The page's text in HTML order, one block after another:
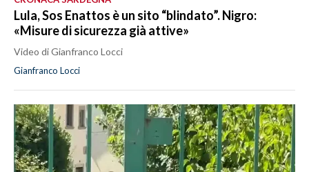
Lula, Sos Enattos è un sito “blindato”. Nigro:
«Misure di sicurezza già attive»
Video di Gianfranco Locci
Gianfranco Locci